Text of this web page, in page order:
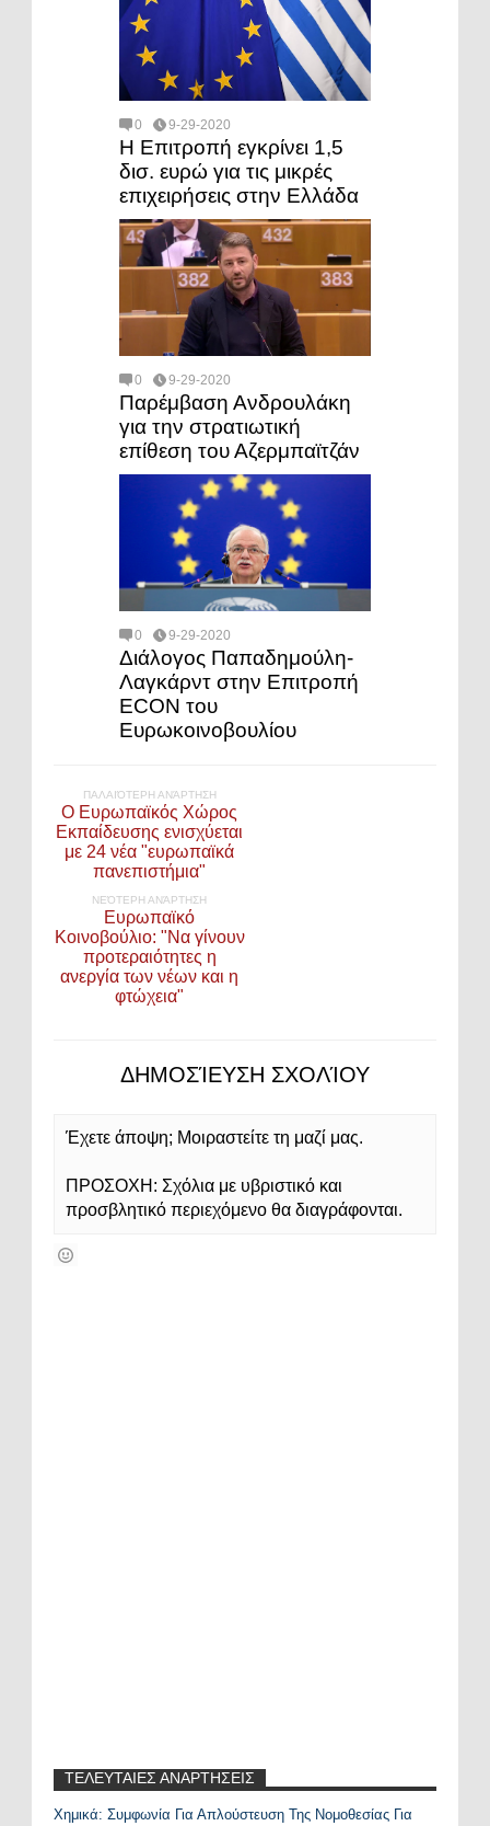
0 9-29-2020
Η Επιτροπή εγκρίνει 1,5
δισ. ευρώ για τις μικρές
επιχειρήσεις στην Ελλάδα
0 9-29-2020
Παρέμβαση Ανδρουλάκη
για την στρατιωτική
επίθεση του Αζερμπαϊτζάν
0 9-29-2020
Διάλογος Παπαδημούλη-
Λαγκάρντ στην Επιτροπή
ECON του
Ευρωκοινοβουλίου
ΠΑΛΑΙΌΤΕΡΗ ΑΝΆΡΤΗΣΗ
Ο Ευρωπαϊκός Χώρος
Εκπαίδευσης ενισχύεται
με 24 νέα "ευρωπαϊκά
πανεπιστήμια"
ΝΕΌΤΕΡΗ ΑΝΆΡΤΗΣΗ
Ευρωπαϊκό
Κοινοβούλιο: "Να γίνουν
προτεραιότητες η
ανεργία των νέων και η
φτώχεια"
ΔΗΜΟΣΊΕΥΣΗ ΣΧΟΛΊΟΥ
Έχετε άποψη; Μοιραστείτε τη μαζί μας.
ΠΡΟΣΟΧΗ: Σχόλια με υβριστικό και
προσβλητικό περιεχόμενο θα διαγράφονται.
ΤΕΛΕΥΤΑΙΕΣ ΑΝΑΡΤΗΣΕΙΣ
Recent Posts Widget
Χημικά: Συμφωνία Για Απλούστευση Της Νομοθεσίας Για